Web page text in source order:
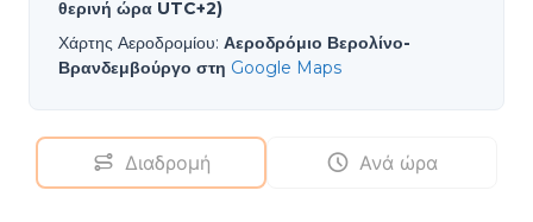
θερινή ώρα UTC+2)
Χάρτης Αεροδρομίου: Αεροδρόμιο Βερολίνο-
Βρανδεμβούργο στη Google Maps